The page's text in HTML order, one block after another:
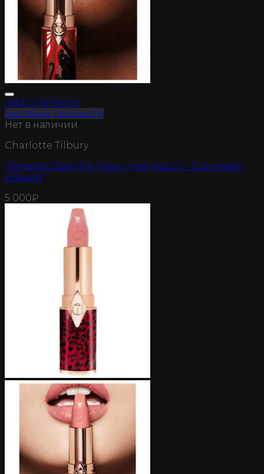
Add to Wishlist
Быстрый просмотр
Нет в наличии
Charlotte Tilbury
Помада Charlotte Tilbury Hot lips 2 — Enigmatic
Edward
5 000₽